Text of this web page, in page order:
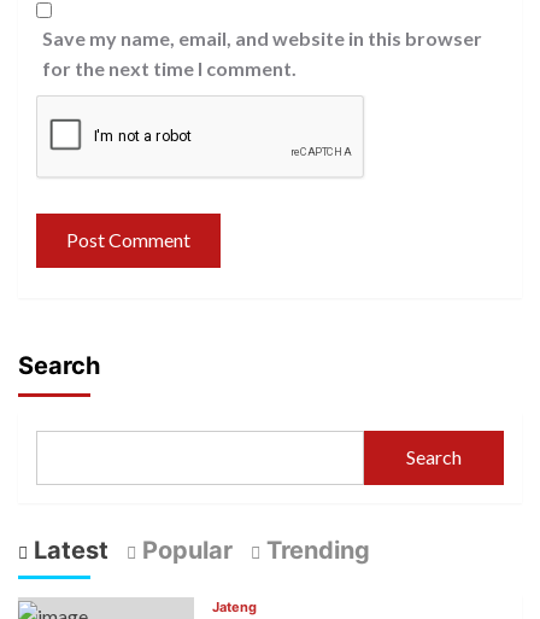
Save my name, email, and website in this browser
for the next time I comment.
Search
Search
Latest Popular Trending
Jateng